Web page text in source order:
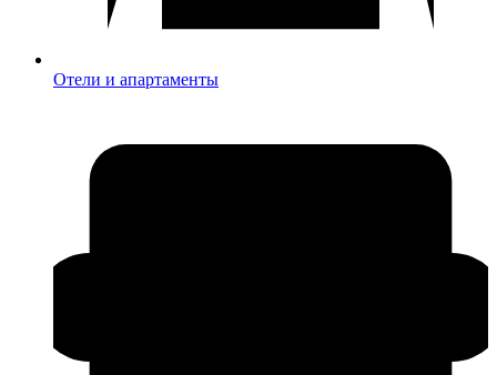
Отели и апартаменты